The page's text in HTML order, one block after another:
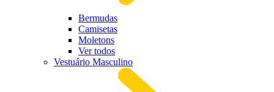
Bermudas
Camisetas
Moletons
Ver todos
Vestuário Masculino